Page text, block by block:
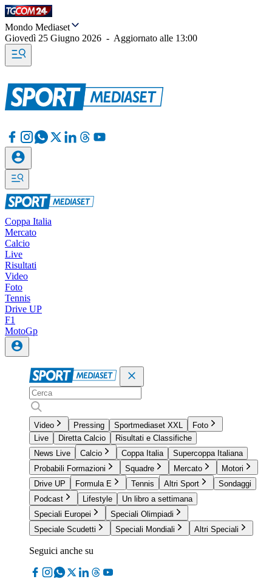
Mondo Mediaset
Giovedì 25 Giugno 2026 - Aggiornato alle 13:00
Coppa Italia
Mercato
Calcio
Live
Risultati
Video
Foto
Tennis
Drive UP
F1
MotoGp
Video Pressing Sportmediaset XXL
Foto
Live
Diretta Calcio
Risultati e Classifiche
News Live
Calcio Coppa Italia
Supercoppa Italiana
Probabili Formazioni
Squadre Mercato
Motori
Drive UP
Formula E Tennis Altri Sport
Sondaggi
Podcast
Lifestyle
Un libro a settimana
Speciali Europei
Speciali Olimpiadi
Speciale Scudetti
Speciali Mondiali Altri Speciali
Seguici anche su